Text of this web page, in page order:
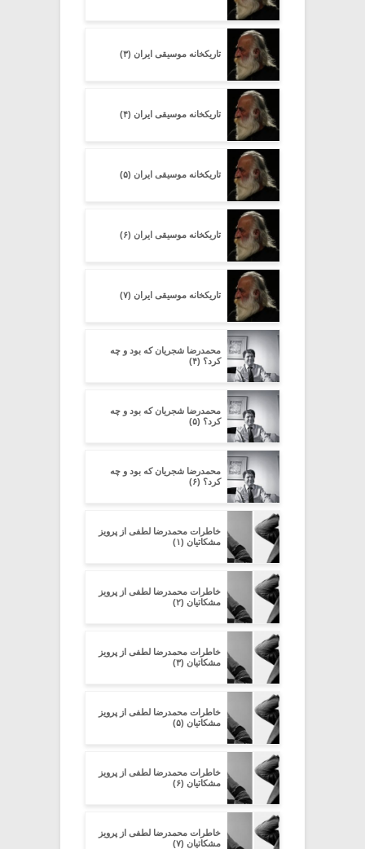
تاریکخانه موسیقی ایران (۳)
تاریکخانه موسیقی ایران (۴)
تاریکخانه موسیقی ایران (۵)
تاریکخانه موسیقی ایران (۶)
تاریکخانه موسیقی ایران (۷)
محمدرضا شجریان که بود و چه
کرد؟ (۴)
محمدرضا شجریان که بود و چه
کرد؟ (۵)
محمدرضا شجریان که بود و چه
کرد؟ (۶)
خاطرات محمدرضا لطفی از پرویز
مشکاتیان (۱)
خاطرات محمدرضا لطفی از پرویز
مشکاتیان (۲)
خاطرات محمدرضا لطفی از پرویز
مشکاتیان (۳)
خاطرات محمدرضا لطفی از پرویز
مشکاتیان (۵)
خاطرات محمدرضا لطفی از پرویز
مشکاتیان (۶)
خاطرات محمدرضا لطفی از پرویز
مشکاتیان (۷)